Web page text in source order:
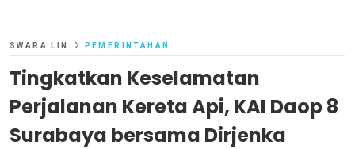
SWARA LIN PEMERINTAHAN
Tingkatkan Keselamatan
Perjalanan Kereta Api, KAI Daop 8
Surabaya bersama Dirjenka